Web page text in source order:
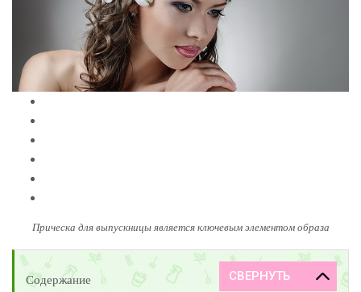
Прическа для выпускницы является ключевым элементом образа
Содержание